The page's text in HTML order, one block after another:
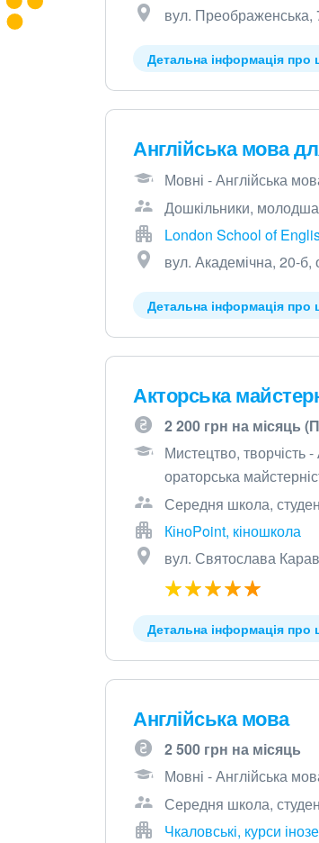
вул.
Детальна інформація про
Англійська мова
Мовні - Англійська
Дошкільники,
London School of
вул. Академічна, 20-
Детальна інформація про
Акторська
2 200 грн на місяць
Мистецтво, творчість
ораторська
Середня школа,
КіноPoint, кіношкола
вул. Святослава
Детальна інформація про
Англійська мова
2 500 грн на місяць
Мовні - Англійська
Середня школа,
Чкаловські, курси